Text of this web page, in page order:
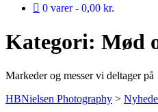
0 varer
0,00 kr.
Kategori: Mød
Markeder og messer vi deltager på
HBNielsen Photography >